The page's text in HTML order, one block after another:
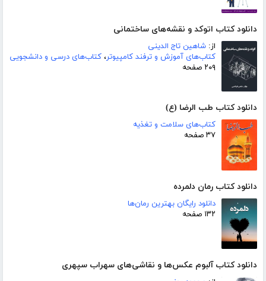
دانلود کتاب اتوکد و نقشه‌های ساختمانی
از: شاهین تاج الدینی
کتاب‌های آموزش و ترفند کامپیوتر، کتاب‌های درسی و دانشجویی
۲۰۹ صفحه
دانلود کتاب طب الرضا (ع)
کتاب‌های سلامت و تغذیه
۳۷ صفحه
دانلود کتاب رمان دلمرده
دانلود رایگان بهترین رمان‌ها
۱۳۲ صفحه
دانلود کتاب آلبوم عکس‌ها و نقاشی‌های سهراب سپهری